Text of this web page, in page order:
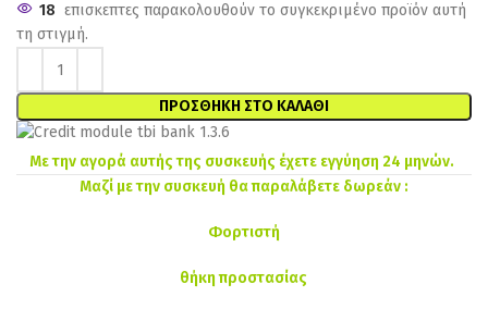
18 επισκεπτες παρακολουθούν το συγκεκριμένο προϊόν αυτή
τη στιγμή.
ΠΡΟΣΘΉΚΗ ΣΤΟ ΚΑΛΆΘΙ
Με την αγορά αυτής της συσκευής έχετε εγγύηση 24 μηνών.
Μαζί με την συσκευή θα παραλάβετε δωρεάν :
Φορτιστή
θήκη προστασίας